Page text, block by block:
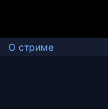
О стриме